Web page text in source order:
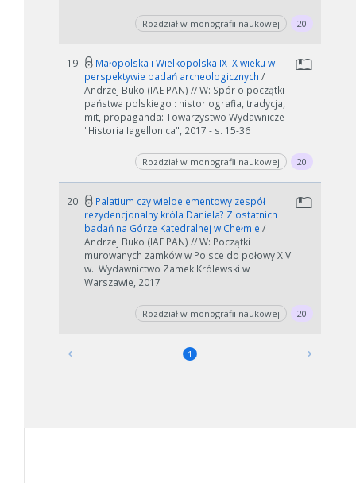
Rozdział w monografii naukowej 20
19.
Małopolska i Wielkopolska IX–X wieku w
perspektywie badań archeologicznych /
Andrzej Buko (IAE PAN) // W: Spór o początki
państwa polskiego : historiografia, tradycja,
mit, propaganda: Towarzystwo Wydawnicze
"Historia Iagellonica", 2017 - s. 15-36
Rozdział w monografii naukowej 20
20.
Palatium czy wieloelementowy zespół
rezydencjonalny króla Daniela? Z ostatnich
badań na Górze Katedralnej w Chełmie /
Andrzej Buko (IAE PAN) // W: Początki
murowanych zamków w Polsce do połowy XIV
w.: Wydawnictwo Zamek Królewski w
Warszawie, 2017
Rozdział w monografii naukowej 20
1